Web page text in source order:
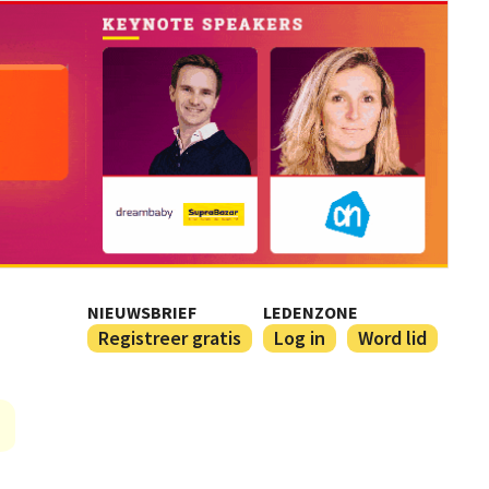
NIEUWSBRIEF
Registreer gratis
LEDENZONE
Log in Word lid